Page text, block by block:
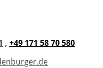
, +49 171 58 70 580